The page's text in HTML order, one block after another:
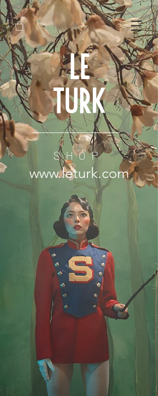
SHOP
LE
TURK
www.leturk.com